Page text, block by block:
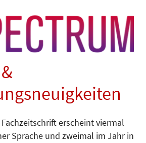
erscheint viermal
Sprache und zweimal im Jahr in